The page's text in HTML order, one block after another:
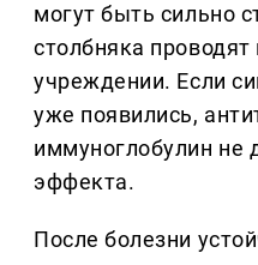
могут быть сильно
столбняка
учреждении. Если
уже появились,
иммуноглобулин не
эффекта.
После болезни